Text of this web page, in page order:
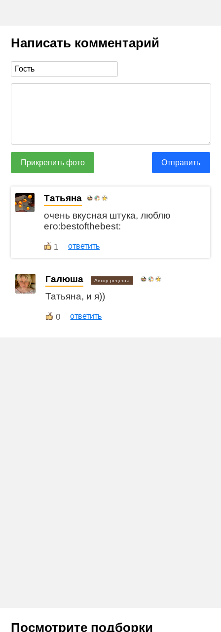
Написать комментарий
Прикрепить фото Отправить
Татьяна
очень вкусная штука, люблю
его:bestofthebest:
1 ответить
Галюша Автор рецепта
Татьяна, и я))
0 ответить
Посмотрите подборки